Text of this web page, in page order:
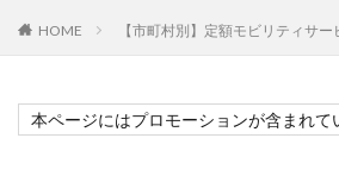
HOME 【市町村別】定額モビリティサー
本ページにはプロモーションが含まれて